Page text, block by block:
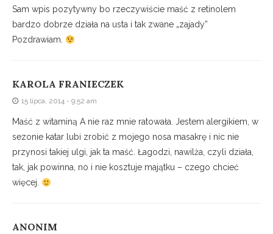
Sam wpis pozytywny bo rzeczywiście maść z retinolem
bardzo dobrze działa na usta i tak zwane „zajady”
Pozdrawiam.
KAROLA FRANIECZEK
15 lipca, 2014 - 9:52 am
Maść z witaminą A nie raz mnie ratowała. Jestem alergikiem, w
sezonie katar lubi zrobić z mojego nosa masakrę i nic nie
przynosi takiej ulgi, jak ta maść. Łagodzi, nawilża, czyli działa,
tak, jak powinna, no i nie kosztuje majątku – czego chcieć
więcej.
ANONIM